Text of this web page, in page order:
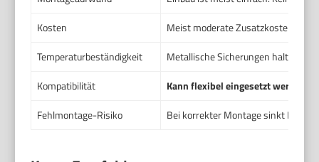
Kosten
Meist moderate Zusatzkosten
Temperaturbeständigkeit
Metallische Sicherungen halten
Kompatibilität
Kann flexibel eingesetzt werden
Fehlmontage-Risiko
Bei korrekter Montage sinkt Risiko